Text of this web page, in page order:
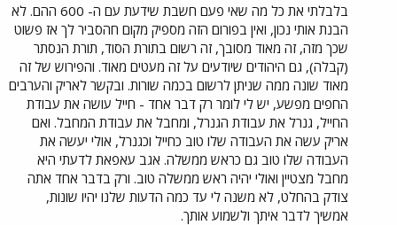
בלבלתי את כל מה שאי פעם חשבת שידעת עם ה- 600 ההם. לא
הבנת אותי נכון, ואין בפורום הזה מספיק מקום חהסביר לך אז פשוט
שכך מזה, זה מאוד מסובך, זה רשום בתורת הסוד, תורת הנסתר
(קבלה), גם היהודים שיודעים על זה מעטים מאוד. והפירוש של זה
מאוד שונה ממה שניתן לרשום בכמה שורות. ובקשר לאריק והערבים
החפים מפשע, יש לי לומר רק דבר אחד - חייל עושה את עבודת
החייל, גנרל את עבודת הגנרל, ומחבל את עבודת המחבל. ואם
אריק עשה את העבודה שלו טוב כחייל וכגנרל, אולי יעשה את
העבודה שלו טוב גם כראש ממשלה. אגב עאפאת לדעתי היא
מחבל מצטיין ואולי יהיה ראש ממשלה טוב. ורק בדבר אחד אתה
צודק בהחלט, לא משנה לי עד כמה הדעות שלנו יהיו שונות,
אמשיך לדבר איתך ולשמוע אותך.